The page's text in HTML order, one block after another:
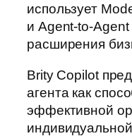
использует
и Agent-to-Agent
расширения
Brity Copilot
агента как
эффективной